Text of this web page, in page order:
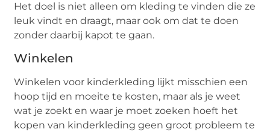
Het doel is niet alleen om kleding te vinden die ze
leuk vindt en draagt, maar ook om dat te doen
zonder daarbij kapot te gaan.
Winkelen
Winkelen voor kinderkleding lijkt misschien een
hoop tijd en moeite te kosten, maar als je weet
wat je zoekt en waar je moet zoeken hoeft het
kopen van kinderkleding geen groot probleem te